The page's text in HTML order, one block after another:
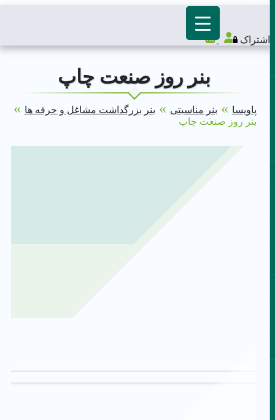
اشتراک
بنر روز صنعت چاپ
پاویسا»بنر مناسبتی »بنر بزرگداشت مشاغل و حرفه ها»
بنر روز صنعت چاپ